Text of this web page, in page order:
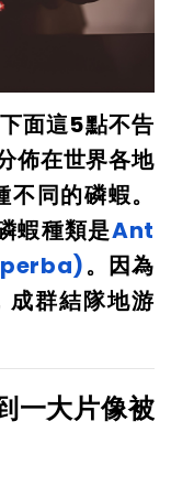
面這5點不告
佈在世界各地
同的磷蝦。
蝦種類是Ant
。因為
成群結隊地游
一大片像被